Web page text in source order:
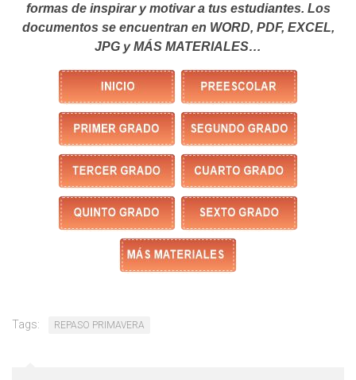
formas de inspirar y motivar a tus estudiantes. Los
documentos se encuentran en WORD, PDF, EXCEL,
JPG y MÁS MATERIALES…
Tags: REPASO PRIMAVERA